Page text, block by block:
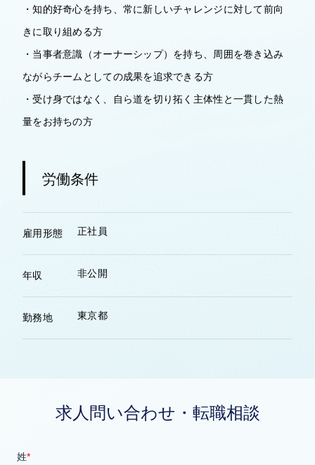
・知的好奇心を持ち、常に新しいチャレンジに対して前向
きに取り組める方
・当事者意識（オーナーシップ）を持ち、周囲を巻き込み
ながらチームとしての成果を追求できる方
・受け身ではなく、自ら道を切り拓く主体性と一貫した熱
量をお持ちの方
労働条件
雇用形態 正社員
年収 非公開
勤務地 東京都
求人問い合わせ・転職相談